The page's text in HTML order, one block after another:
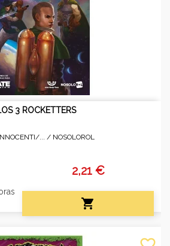
3 ROCKETTERS
... / NOSOLOROL
2,21 €
